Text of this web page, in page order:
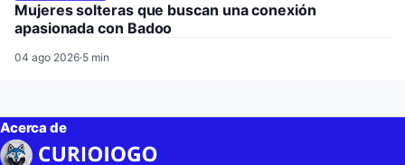
Mujeres solteras que buscan una conexión
apasionada con Badoo
04 ago 2026·5 min
Acerca de